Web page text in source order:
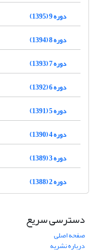
دوره 9 (1395)
دوره 8 (1394)
دوره 7 (1393)
دوره 6 (1392)
دوره 5 (1391)
دوره 4 (1390)
دوره 3 (1389)
دوره 2 (1388)
دسترسی سریع
صفحه اصلی
درباره نشریه